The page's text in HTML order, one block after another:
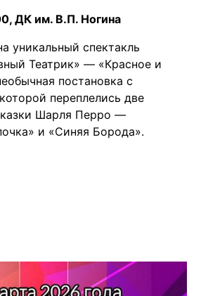
ДК им. В.П. Ногина
уникальный спектакль
Театрик» — «Красное и
постановка с
переплелись две
Шарля Перро —
и «Синяя Борода».